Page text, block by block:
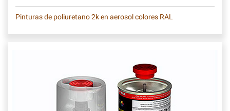
Pinturas de poliuretano 2k en aerosol colores RAL